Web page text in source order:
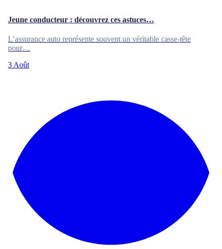
Jeune conducteur : découvrez ces astuces…
L’assurance auto représente souvent un véritable casse-tête
pour…
3 Août